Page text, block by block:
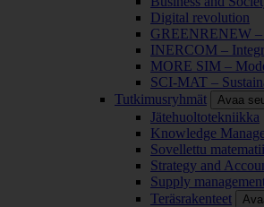
Digital revolution
GREENRENEW –
INERCOM –
MORE SIM –
SCI-MAT –
Tutkimusryhmät
Avaa
Jätehuoltotekniikka
Knowledge
Sovellettu
Strategy and
Supply
Teräsrakenteet